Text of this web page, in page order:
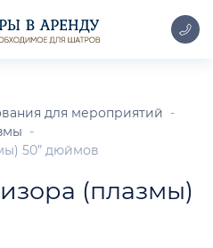
для мероприятий
50” дюймов
(плазмы)